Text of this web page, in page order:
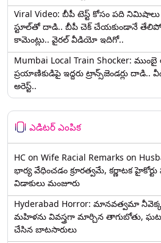
Viral Video: బీపీ టెస్ట్‌ కోసం పది నిమిషాలు
స్టూల్‌తో దాడి.. బీపీ చెక్ చేయకుండానే
కామెంట్లు.. వైరల్ వీడియో ఇదిగో..
Mumbai Local Train Shocker:
ప్రయాణికుడిపై ఇద్దరు ట్రాన్స్‌జెండర్లు
అరెస్ట్..
ఎడిటర్ ఎంపిక
HC on Wife Racial Remarks on
భార్య వేధించ‌డం క్రూర‌త్వ‌మే, కర్ణాటక
విడాకులు మంజూరు
Hyderabad Horror: మానవత్వమా
మహిళను వివస్త్రగా మార్చిన తాగుబోతు,
చేసిన బాటసారులు